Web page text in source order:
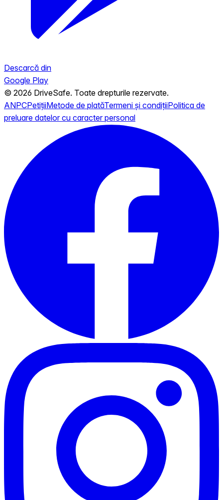
Descarcă din
Google Play
© 2026 DriveSafe. Toate drepturile rezervate.
ANPCPetițiiMetode de platăTermeni și condițiiPolitica de
preluare datelor cu caracter personal